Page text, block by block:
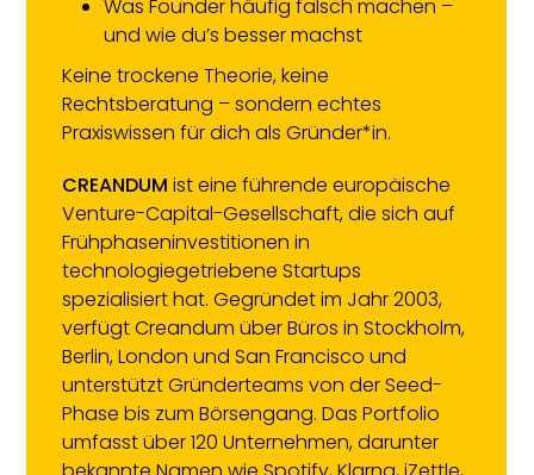
Was Founder häufig falsch machen –
und wie du’s besser machst
Keine trockene Theorie, keine
Rechtsberatung – sondern echtes
Praxiswissen für dich als Gründer*in.
CREANDUM ist eine führende europäische
Venture-Capital-Gesellschaft, die sich auf
Frühphaseninvestitionen in
technologiegetriebene Startups
spezialisiert hat. Gegründet im Jahr 2003,
verfügt Creandum über Büros in Stockholm,
Berlin, London und San Francisco und
unterstützt Gründerteams von der Seed-
Phase bis zum Börsengang. Das Portfolio
umfasst über 120 Unternehmen, darunter